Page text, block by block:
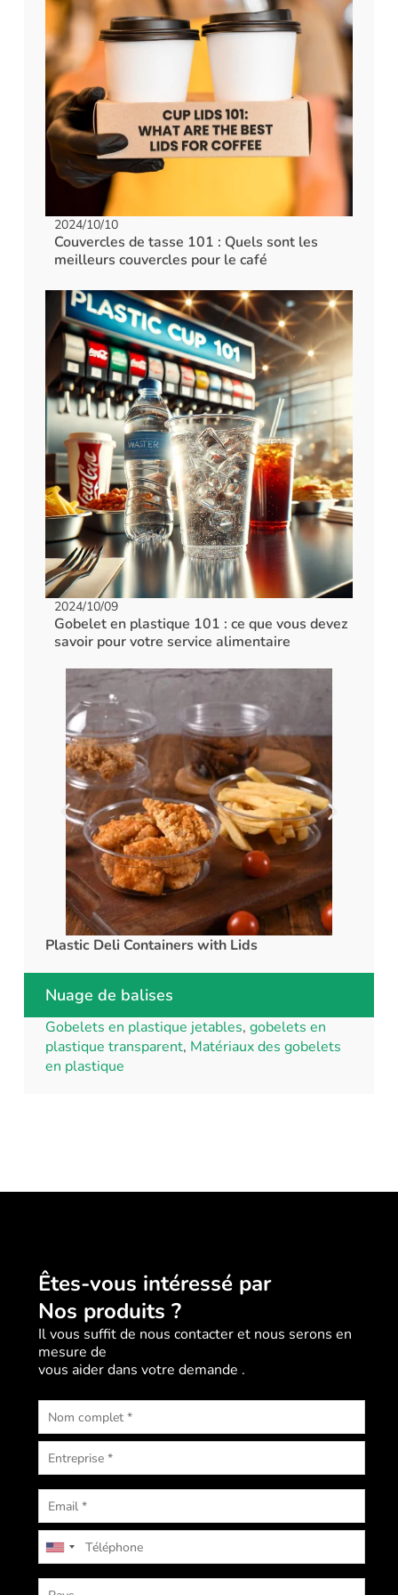
2024/10/10
Couvercles de tasse 101 : Quels sont les
meilleurs couvercles pour le café
2024/10/09
Gobelet en plastique 101 : ce que vous devez
savoir pour votre service alimentaire
Plastic Deli Containers with Lids
Nuage de balises
Gobelets en plastique jetables, gobelets en
plastique transparent, Matériaux des gobelets
en plastique
Êtes-vous intéressé par
Nos produits ?
Il vous suffit de nous contacter et nous serons en
mesure de
vous aider dans votre demande .
U